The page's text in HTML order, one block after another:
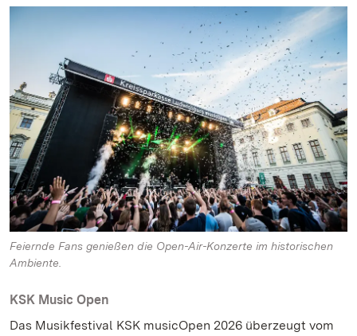
Feiernde Fans genießen die Open-Air-Konzerte im historischen
Ambiente.
KSK Music Open
Das Musikfestival KSK musicOpen 2026 überzeugt vom